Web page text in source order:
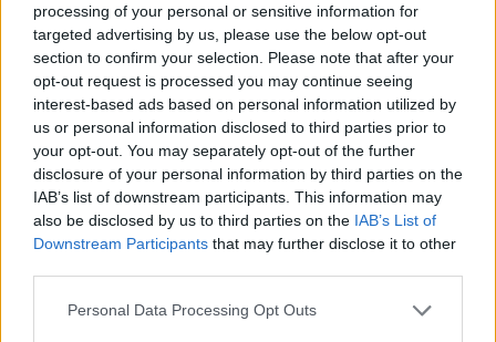
processing of your personal or sensitive information for
targeted advertising by us, please use the below opt-out
section to confirm your selection. Please note that after your
opt-out request is processed you may continue seeing
interest-based ads based on personal information utilized by
us or personal information disclosed to third parties prior to
your opt-out. You may separately opt-out of the further
disclosure of your personal information by third parties on the
IAB’s list of downstream participants. This information may
also be disclosed by us to third parties on the IAB’s List of
Downstream Participants that may further disclose it to other
Personal Data Processing Opt Outs
Πριν 6 ημέρες
Τρίτος στη σφαιροβολία στη διεθνή συνάντηση
Ελλάδας–Κύπρου Κ18 ο Δημήτρης Τέλλιος